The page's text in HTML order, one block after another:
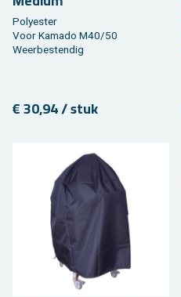
Po­ly­es­ter
Voor Ka­ma­do M40/50
Weer­be­sten­dig
€ 30,94 / stuk